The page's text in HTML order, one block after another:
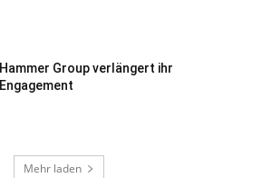
Hammer Group verlängert ihr
Engagement
Mehr laden